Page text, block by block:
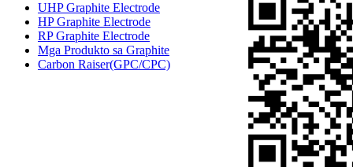
UHP Graphite Electrode
HP Graphite Electrode
RP Graphite Electrode
Mga Produkto sa Graphite
Carbon Raiser(GPC/CPC)